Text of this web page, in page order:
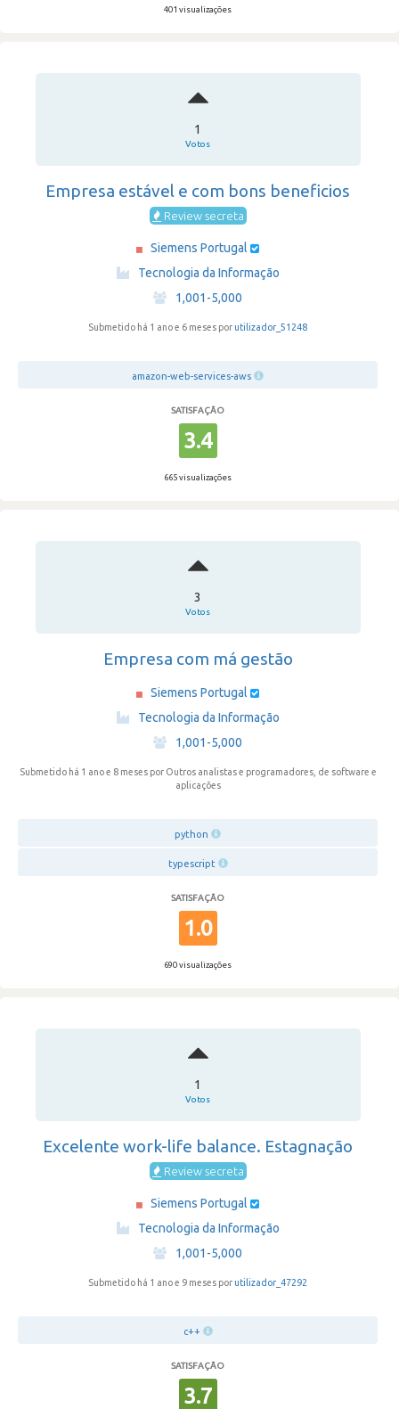
401 visualizações
1
Votos
Empresa estável e com bons beneficios
Review secreta
Siemens Portugal
Tecnologia da Informação
·
1,001-5,000
Submetido há 1 ano e 6 meses por utilizador_51248
amazon-web-services-aws
SATISFAÇÃO
3.4
665 visualizações
3
Votos
Empresa com má gestão
Siemens Portugal
Tecnologia da Informação
·
1,001-5,000
Submetido há 1 ano e 8 meses por Outros analistas e programadores, de software e
aplicações
python
typescript
SATISFAÇÃO
1.0
690 visualizações
1
Votos
Excelente work-life balance. Estagnação
Review secreta
Siemens Portugal
Tecnologia da Informação
·
1,001-5,000
Submetido há 1 ano e 9 meses por utilizador_47292
c++
SATISFAÇÃO
3.7